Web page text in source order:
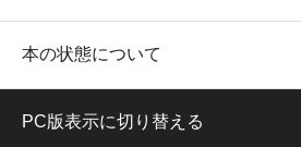
本の状態について
PC版表示に切り替える